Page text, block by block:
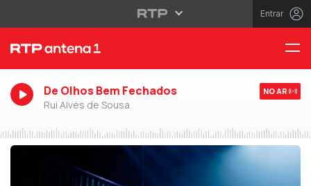
Entrar
De Olhos Bem Fechados
Rui Alves de Sousa
NO AR